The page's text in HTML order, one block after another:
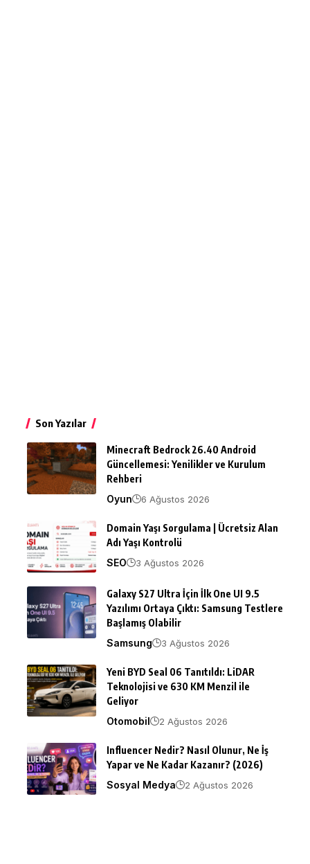
Son Yazılar
Minecraft Bedrock 26.40 Android
Güncellemesi: Yenilikler ve Kurulum
Rehberi
Oyun
6 Ağustos 2026
Domain Yaşı Sorgulama | Ücretsiz Alan
Adı Yaşı Kontrolü
SEO
3 Ağustos 2026
Galaxy S27 Ultra İçin İlk One UI 9.5
Yazılımı Ortaya Çıktı: Samsung Testlere
Başlamış Olabilir
Samsung
3 Ağustos 2026
Yeni BYD Seal 06 Tanıtıldı: LiDAR
Teknolojisi ve 630 KM Menzil ile
Geliyor
Otomobil
2 Ağustos 2026
Influencer Nedir? Nasıl Olunur, Ne İş
Yapar ve Ne Kadar Kazanır? (2026)
Sosyal Medya
2 Ağustos 2026